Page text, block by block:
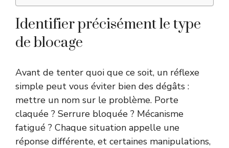
Identifier précisément le type
de blocage
Avant de tenter quoi que ce soit, un réflexe
simple peut vous éviter bien des dégâts :
mettre un nom sur le problème. Porte
claquée ? Serrure bloquée ? Mécanisme
fatigué ? Chaque situation appelle une
réponse différente, et certaines manipulations,